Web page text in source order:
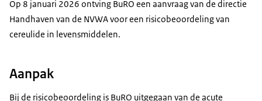
Op 8 januari 2026 ontving BuRO een aanvraag van de directie
Handhaven van de NVWA voor een risicobeoordeling van
cereulide in levensmiddelen.
Aanpak
Bij de risicobeoordeling is BuRO uitgegaan van de acute